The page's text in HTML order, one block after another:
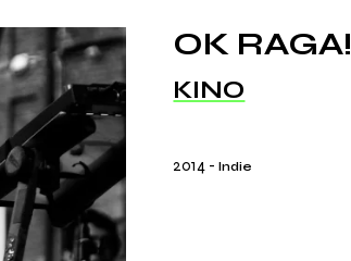
OK RAGA!
KINO
2014 -Indie